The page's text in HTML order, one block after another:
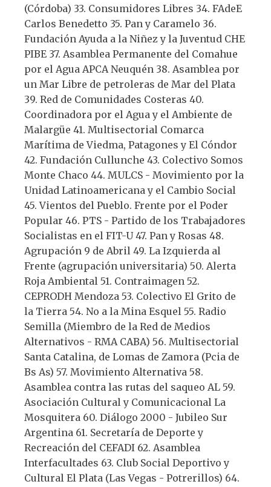
(Córdoba) 33. Consumidores Libres 34. FAdeE
Carlos Benedetto 35. Pan y Caramelo 36.
Fundación Ayuda a la Niñez y la Juventud CHE
PIBE 37. Asamblea Permanente del Comahue
por el Agua APCA Neuquén 38. Asamblea por
un Mar Libre de petroleras de Mar del Plata
39. Red de Comunidades Costeras 40.
Coordinadora por el Agua y el Ambiente de
Malargüe 41. Multisectorial Comarca
Marítima de Viedma, Patagones y El Cóndor
42. Fundación Cullunche 43. Colectivo Somos
Monte Chaco 44. MULCS - Movimiento por la
Unidad Latinoamericana y el Cambio Social
45. Vientos del Pueblo. Frente por el Poder
Popular 46. PTS - Partido de los Trabajadores
Socialistas en el FIT-U 47. Pan y Rosas 48.
Agrupación 9 de Abril 49. La Izquierda al
Frente (agrupación universitaria) 50. Alerta
Roja Ambiental 51. Contraimagen 52.
CEPRODH Mendoza 53. Colectivo El Grito de
la Tierra 54. No a la Mina Esquel 55. Radio
Semilla (Miembro de la Red de Medios
Alternativos - RMA CABA) 56. Multisectorial
Santa Catalina, de Lomas de Zamora (Pcia de
Bs As) 57. Movimiento Alternativa 58.
Asamblea contra las rutas del saqueo AL 59.
Asociación Cultural y Comunicacional La
Mosquitera 60. Diálogo 2000 - Jubileo Sur
Argentina 61. Secretaría de Deporte y
Recreación del CEFADI 62. Asamblea
Interfacultades 63. Club Social Deportivo y
Cultural El Plata (Las Vegas - Potrerillos) 64.